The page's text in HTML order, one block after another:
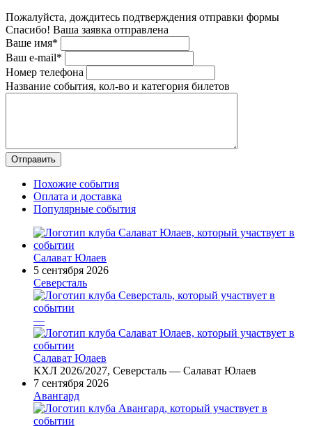
Пожалуйста, дождитесь подтверждения отправки формы
Спасибо! Ваша заявка отправлена
Ваше имя*
Ваш e-mail*
Номер телефона
Название события, кол-во и категория билетов
Похожие события
Оплата и доставка
Популярные события
Салават Юлаев
5 сентября 2026
Северсталь
—
Салават Юлаев
КХЛ 2026/2027, Северсталь — Салават Юлаев
7 сентября 2026
Авангард